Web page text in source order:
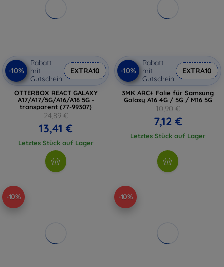
-10%
Rabatt
mit
Gutschein
EXTRA10
OTTERBOX REACT GALAXY
A17/A17/5G/A16/A16 5G -
transparent (77-99307)
24,89 €
13,41 €
Letztes Stück auf Lager
-10%
Rabatt
mit
Gutschein
EXTRA10
3MK ARC+ Folie für Samsung
Galaxy A16 4G / 5G / M16 5G
10,90 €
7,12 €
Letztes Stück auf Lager
-10% -10%